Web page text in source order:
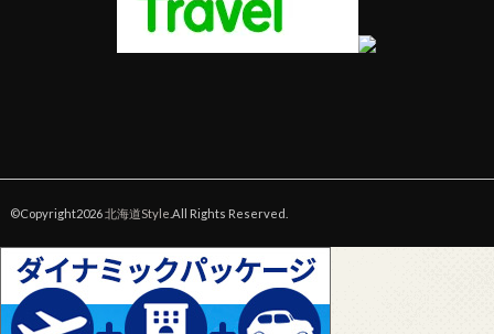
©Copyright2026北海道Style .All Rights Reserved.